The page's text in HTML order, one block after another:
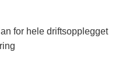
for hele driftsopplegget